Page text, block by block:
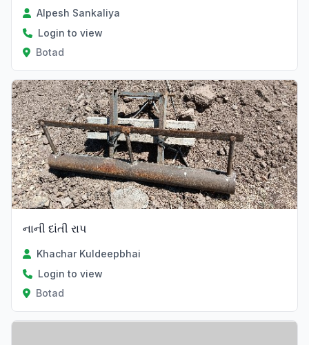
Alpesh Sankaliya
Login to view
Botad
નાની દાંતી રાપ
Khachar Kuldeepbhai
Login to view
Botad